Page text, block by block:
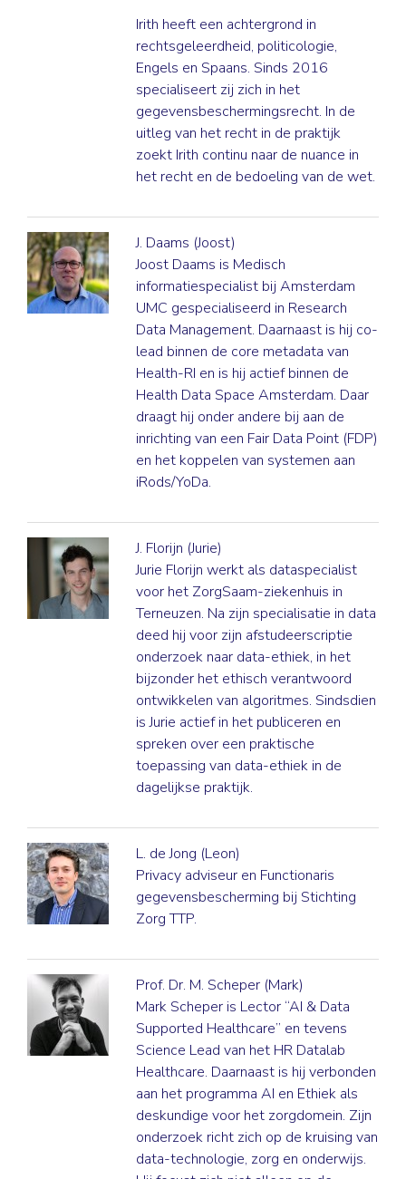
Irith heeft een achtergrond in
rechtsgeleerdheid, politicologie,
Engels en Spaans. Sinds 2016
specialiseert zij zich in het
gegevensbeschermingsrecht. In de
uitleg van het recht in de praktijk
zoekt Irith continu naar de nuance in
het recht en de bedoeling van de wet.
J. Daams (Joost)
Joost Daams is Medisch
informatiespecialist bij Amsterdam
UMC gespecialiseerd in Research
Data Management. Daarnaast is hij co-
lead binnen de core metadata van
Health-RI en is hij actief binnen de
Health Data Space Amsterdam. Daar
draagt hij onder andere bij aan de
inrichting van een Fair Data Point (FDP)
en het koppelen van systemen aan
iRods/YoDa.
J. Florijn (Jurie)
Jurie Florijn werkt als dataspecialist
voor het ZorgSaam-ziekenhuis in
Terneuzen. Na zijn specialisatie in data
deed hij voor zijn afstudeerscriptie
onderzoek naar data-ethiek, in het
bijzonder het ethisch verantwoord
ontwikkelen van algoritmes. Sindsdien
is Jurie actief in het publiceren en
spreken over een praktische
toepassing van data-ethiek in de
dagelijkse praktijk.
L. de Jong (Leon)
Privacy adviseur en Functionaris
gegevensbescherming bij Stichting
Zorg TTP.
Prof. Dr. M. Scheper (Mark)
Mark Scheper is Lector “AI & Data
Supported Healthcare” en tevens
Science Lead van het HR Datalab
Healthcare. Daarnaast is hij verbonden
aan het programma AI en Ethiek als
deskundige voor het zorgdomein. Zijn
onderzoek richt zich op de kruising van
data-technologie, zorg en onderwijs.